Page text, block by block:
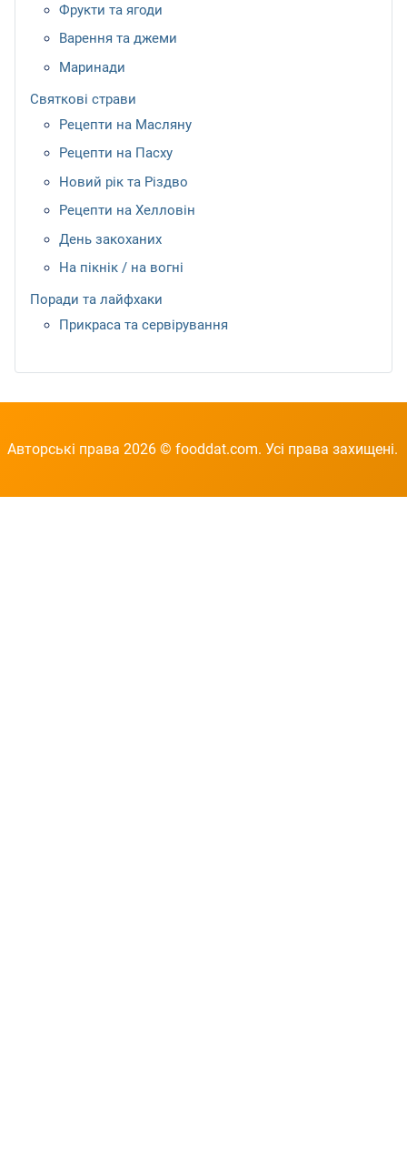
Фрукти та ягоди
Варення та джеми
Маринади
Святкові страви
Рецепти на Масляну
Рецепти на Пасху
Новий рік та Різдво
Рецепти на Хелловін
День закоханих
На пікнік / на вогні
Поради та лайфхаки
Прикраса та сервірування
Авторські права 2026 © fooddat.com. Усі права захищені.